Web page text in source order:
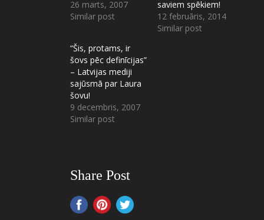
26 marts, 2007
Similar post
saviem spēkiem!
12 februāris, 2014
Similar post
“Šis, protams, ir
šovs pēc definīcijas”
– Latvijas mediji
sajūsmā par Laura
šovu!
9 decembris, 2007
Similar post
Share Post